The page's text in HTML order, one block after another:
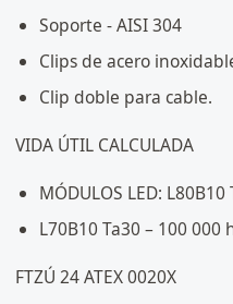
Soporte - AISI 304
Clips de acero
Clip doble para cable.
VIDA ÚTIL CALCULADA
MÓDULOS LED:
L70B10 Ta30 – 100 000
FTZÚ 24 ATEX 0020X